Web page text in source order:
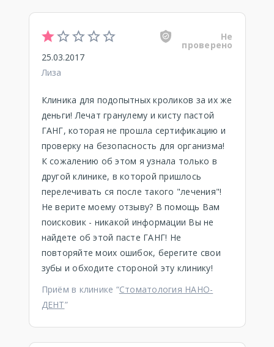
Не
проверено
25.03.2017
Лиза
Клиника для подопытных кроликов за их же
деньги! Лечат гранулему и кисту пастой
ГАНГ, которая не прошла сертификацию и
проверку на безопасность для организма!
К сожалению об этом я узнала только в
другой клинике, в которой пришлось
перелечивать ся после такого "лечения"!
Не верите моему отзыву? В помощь Вам
поисковик - никакой информации Вы не
найдете об этой пасте ГАНГ! Не
повторяйте моих ошибок, берегите свои
зубы и обходите стороной эту клинику!
Приём в клинике “Стоматология НАНО-
ДЕНТ”